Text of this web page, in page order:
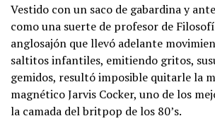
Vestido con un saco de gabardina y
como una suerte de profesor de
anglosajón que llevó adelante
saltitos infantiles, emitiendo gritos,
gemidos, resultó imposible quitarle la
magnético Jarvis Cocker, uno de los
la camada del britpop de los 80’s.